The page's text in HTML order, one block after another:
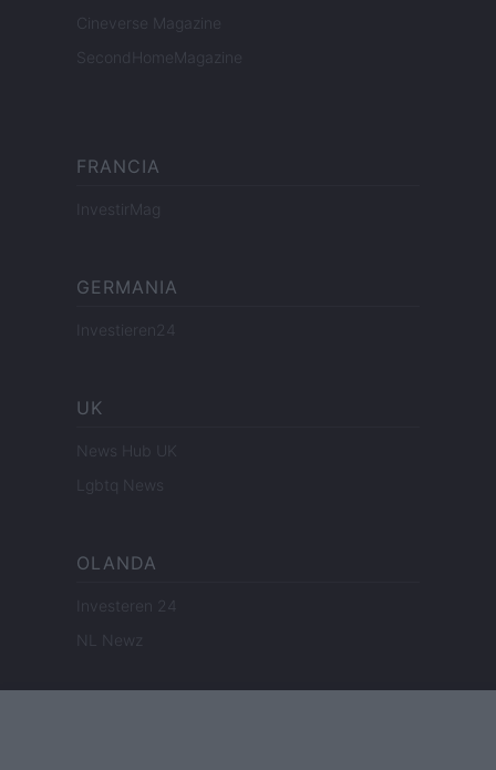
Cineverse Magazine
SecondHomeMagazine
FRANCIA
InvestirMag
GERMANIA
Investieren24
UK
News Hub UK
Lgbtq News
OLANDA
Investeren 24
NL Newz